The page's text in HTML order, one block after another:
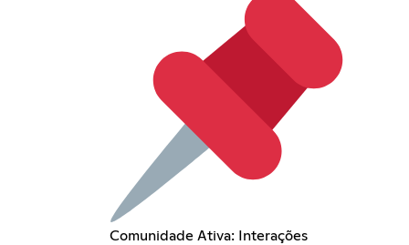
Comunidade Ativa: Interações